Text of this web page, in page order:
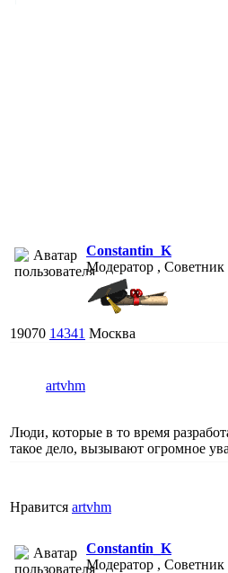
Constantin_K
Модератор , Советник
19070 14341 Москва
artvhm
Люди, которые в то время
такое дело, вызывают огромное
Нравится artvhm
Constantin_K
Модератор , Советник